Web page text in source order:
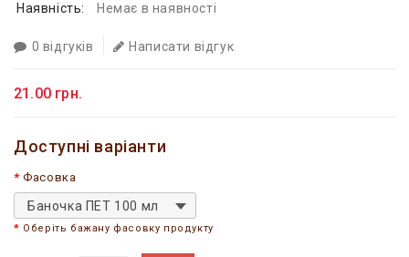
Наявність:
Немає в наявності
0 відгуків Написати відгук
21.00 грн.
Доступні варіанти
Фасовка
Баночка ПЕТ 100 мл
Оберіть бажану фасовку продукту